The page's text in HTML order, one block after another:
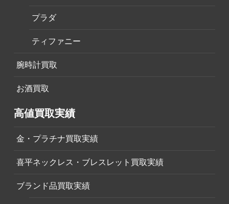
プラダ
ティファニー
腕時計買取
お酒買取
高値買取実績
金・プラチナ買取実績
喜平ネックレス・ブレスレット買取実績
ブランド品買取実績